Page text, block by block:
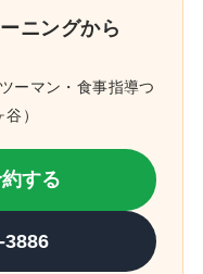
ニングから
ーマン・食事指導つ
）
する
3886